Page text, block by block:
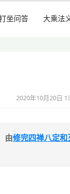
坐问答 大乘法
2020年10月20日
由修完四禅八定和